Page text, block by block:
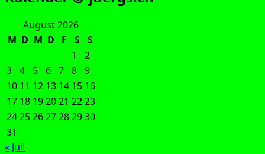
August 2026
M D M D F S
S
1
2
3 4 5 6 7 8 9
10 11 12 13 14 15 16
17 18 192021 2223
24252627282930
31
« Juli